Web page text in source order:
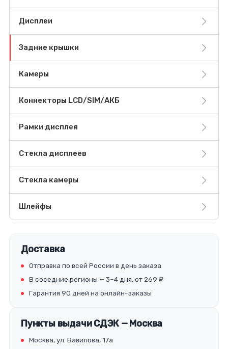
Дисплеи
Задние крышки
Камеры
Коннекторы LCD/SIM/АКБ
Рамки дисплея
Стекла дисплеев
Стекла камеры
Шлейфы
Доставка
Отправка по всей России в день заказа
В соседние регионы — 3–4 дня, от 269 ₽
Гарантия 90 дней на онлайн-заказы
Пункты выдачи СДЭК — Москва
Москва, ул. Вавилова, 17а